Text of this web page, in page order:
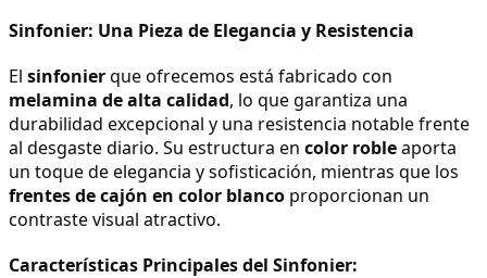
Sinfonier: Una Pieza de Elegancia y Resistencia
El sinfonier
melamina de alta calidad, lo que garantiza una
durabilidad excepcional y una resistencia notable frente
al desgaste diario. Su estructura en color roble aporta
frentes de cajón en color blanco proporcionan un
contraste visual atractivo.
Características Principales del Sinfonier: